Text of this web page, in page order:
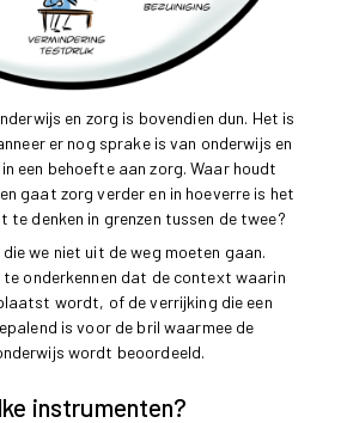
en zorg is bovendien dun. Het is
er nog sprake is van onderwijs en
een behoefte aan zorg. Waar houdt
gaat zorg verder en in hoeverre is het
te denken in grenzen tussen de twee?
we niet uit de weg moeten gaan.
onderkennen dat de context waarin
wordt, of de verrijking die een
is voor de bril waarmee de
wordt beoordeeld.
instrumenten?